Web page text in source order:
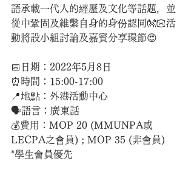
語承載一代人的經歷及文化等話題，並
從中鞏固及維繫自身的身份認同👐🏻活
動將設小組討論及嘉賓分享環節😍
📅日期：2022年5月8日
⏰時間：15:00-17:00
📍地點：外港活動中心
🗣語言：廣東話
💰費用：MOP 20 (MMUNPA或
LECPA之會員) ; MOP 35 (非會員)
*學生會員優先